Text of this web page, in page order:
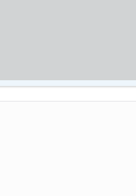
são marcados